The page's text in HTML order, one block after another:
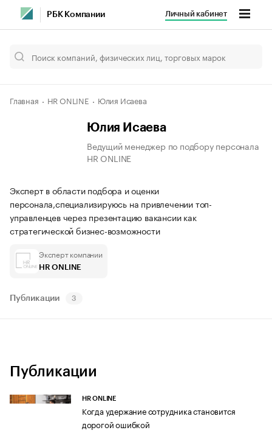
РБК Компании Личный кабинет
Главная HR ONLINE Юлия Исаева
Юлия Исаева
Ведущий менеджер по подбору персонала
HR ONLINE
Эксперт в области подбора и оценки
персонала,специализируюсь на привлечении топ-
управленцев через презентацию вакансии как
стратегической бизнес-возможности
Эксперт компании
HR ONLINE
Публикации 3
Публикации
HR ONLINE
Когда удержание сотрудника становится
дорогой ошибкой